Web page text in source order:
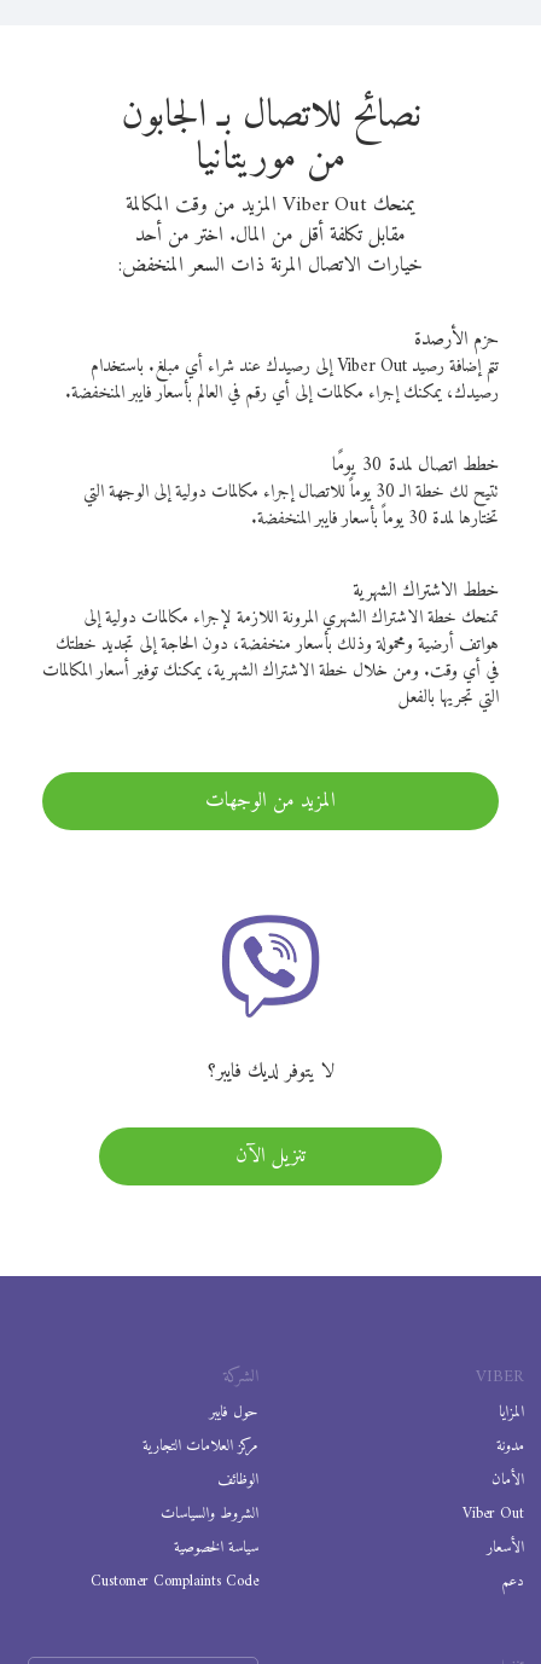
نصائح للاتصال بـ الجابون
من موريتانيا
يمنحك Viber Out المزيد من وقت المكالمة
مقابل تكلفة أقل من المال. اختر من أحد
خيارات الاتصال المرنة ذات السعر المنخفض:
حزم الأرصدة
تتم إضافة رصيد Viber Out إلى رصيدك عند شراء أي مبلغ. باستخدام
رصيدك، يمكنك إجراء مكالمات إلى أي رقم في العالم بأسعار فايبر المنخفضة.
خطط اتصال لمدة 30 يومًا
تتيح لك خطة الـ 30 يوماً للاتصال إجراء مكالمات دولية إلى الوجهة التي
تختارها لمدة 30 يوماً بأسعار فايبر المنخفضة.
خطط الاشتراك الشهرية
تمنحك خطة الاشتراك الشهري المرونة اللازمة لإجراء مكالمات دولية إلى
هواتف أرضية ومحمولة وذلك بأسعار منخفضة، دون الحاجة إلى تجديد خطتك
في أي وقت. ومن خلال خطة الاشتراك الشهرية، يمكنك توفير أسعار المكالمات
التي تجريها بالفعل
المزيد من الوجهات
لا يتوفر لديك فايبر؟
تنزيل الآن
VIBER
المزايا
مدونة
الأمان
Viber Out
الأسعار
دعم
الشركة
حول فايبر
مركز العلامات التجارية
الوظائف
الشروط والسياسات
سياسة الخصوصية
Customer Complaints Code